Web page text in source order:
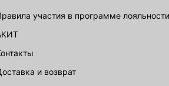
Правила участия в программе лояльности
АКИТ
Контакты
Доставка и возврат